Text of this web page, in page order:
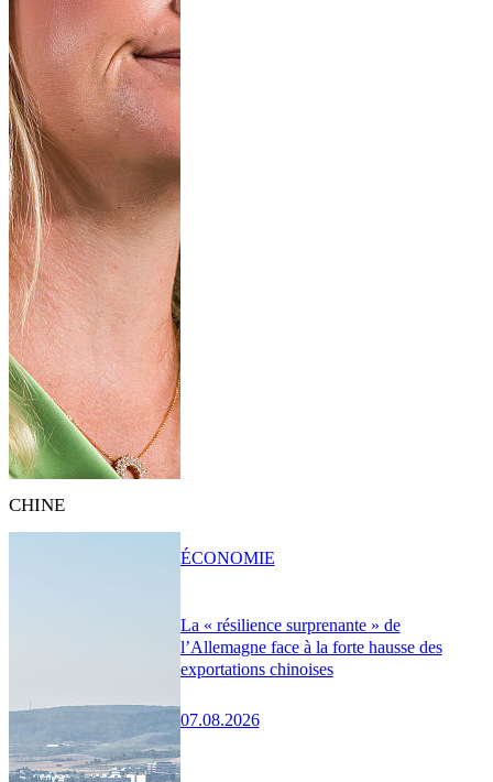
CHINE
La « résilience surprenante » de
l’Allemagne face à la forte hausse des
exportations chinoises
07.08.2026
ÉCONOMIE